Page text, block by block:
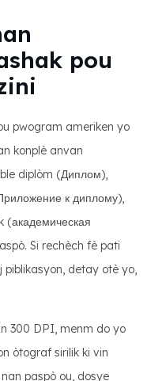
pou
pwogram ameriken yo
konplè anvan
diplòm (Диплом),
к диплому),
Si rechèch fè pati
piblikasyon, detay otè yo,
300 DPI, menm do yo
òtograf sirilik ki vin
paspò ou, dosye